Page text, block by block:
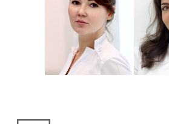
Подробнее о
Ситдикова
Стоматолог-хирург